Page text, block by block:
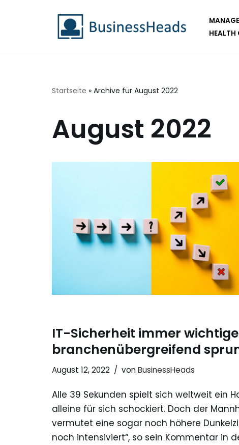
HEALTH
Startseite » Archive für August 2022
August 2022
IT-Sicherheit immer
branchenübergreifend
August 12, 2022 vonBusinessHeads
Alle 39 Sekunden spielt sich weltweit ein
alleine für sich schockiert. Doch der
vermutet eine sogar noch höhere
noch intensiviert“, so sein Kommentar in